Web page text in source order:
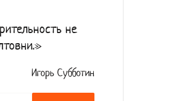
Повара с
работы разработали
5 раз в день.
продуктов
не
Игорь Субботин